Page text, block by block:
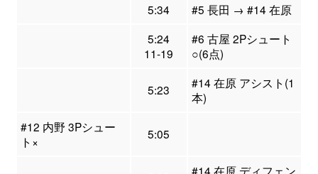
5:34
#5 長田 → #14 在原
5:24
11-19
#6 古屋 2Pシュート
○(6点)
5:23
#14 在原 アシスト(1
本)
#12 内野 3Pシュー
ト×
5:05
#14 在原 ディフェン